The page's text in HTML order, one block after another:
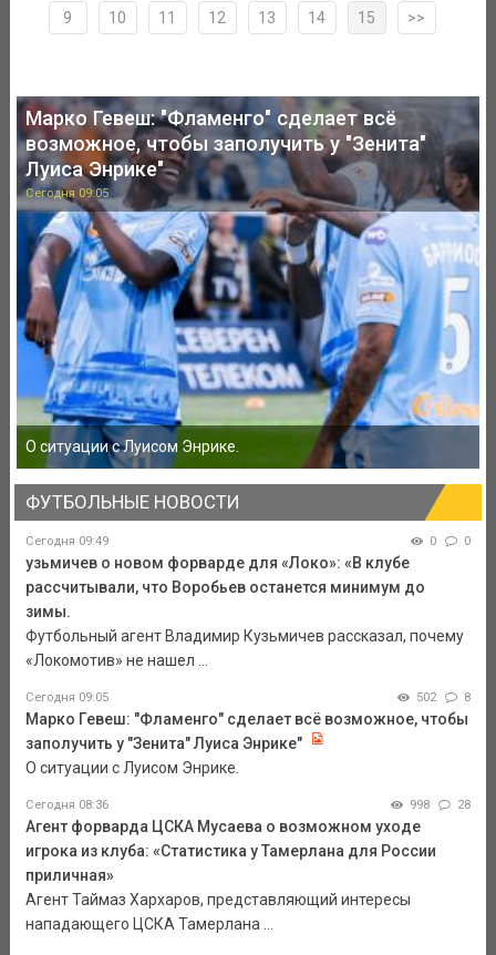
9 10 11 12 13 14 15 >>
Марко Гевеш: "Фламенго" сделает всё
возможное, чтобы заполучить у "Зенита"
Луиса Энрике"
Сегодня 09:05
О ситуации с Луисом Энрике.
ФУТБОЛЬНЫЕ НОВОСТИ
Сегодня 09:49 0 0
узьмичев о новом форварде для «Локо»: «В клубе
рассчитывали, что Воробьев останется минимум до
зимы.
Футбольный агент Владимир Кузьмичев рассказал, почему
«Локомотив» не нашел ...
Сегодня 09:05 502 8
Марко Гевеш: "Фламенго" сделает всё возможное, чтобы
заполучить у "Зенита" Луиса Энрике"
О ситуации с Луисом Энрике.
Сегодня 08:36 998 28
Агент форварда ЦСКА Мусаева о возможном уходе
игрока из клуба: «Статистика у Тамерлана для России
приличная»
Агент Таймаз Хархаров, представляющий интересы
нападающего ЦСКА Тамерлана ...